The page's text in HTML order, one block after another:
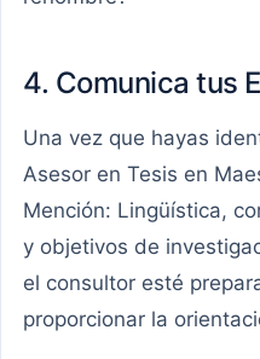
4. Comunica tus
Una vez que hayas
Asesor en Tesis en
Mención: Lingüística,
y objetivos de
el consultor esté
proporcionar la